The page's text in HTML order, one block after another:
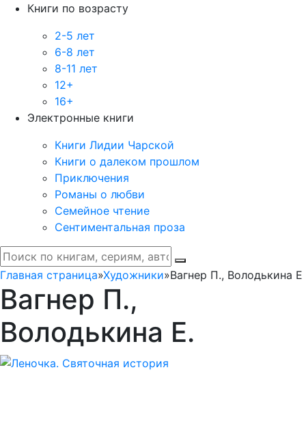
Книги по возрасту
2-5 лет
6-8 лет
8-11 лет
12+
16+
Электронные книги
Книги Лидии Чарской
Книги о далеком прошлом
Приключения
Романы о любви
Семейное чтение
Сентиментальная проза
Главная страница»Художники»Вагнер П., Володькина Е
Вагнер П.,
Володькина Е.